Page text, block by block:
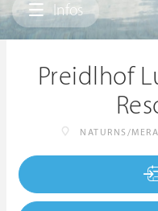
Infos
Preidlhof
NATURNS/